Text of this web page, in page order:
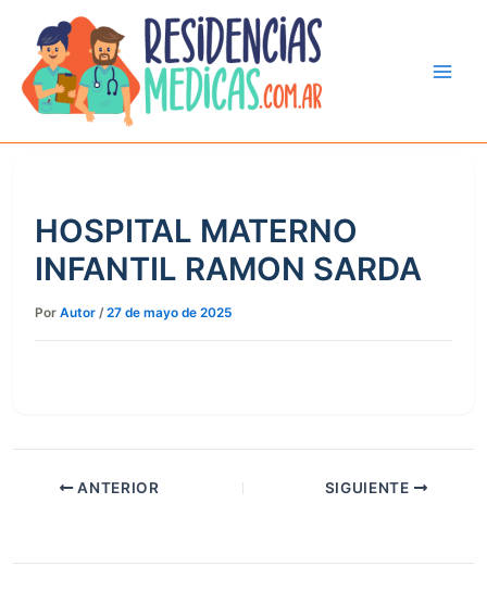
contenido
HOSPITAL MATERNO
INFANTIL RAMON SARDA
Por Autor /27 de mayo de 2025
ANTERIOR SIGUIENTE